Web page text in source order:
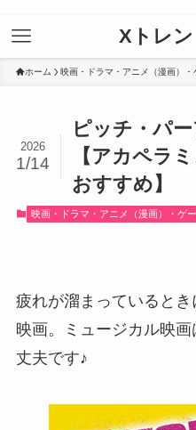
Xトレ
ホーム 映画・ドラマ・アニメ（漫画）・
ピッチ・パ
【アカペラ
おすすめ】
2026
1/14
映画・ドラマ・アニメ（漫画）・ゲ
疲れが溜まっていると
映画。ミュージカル映
丈夫です♪